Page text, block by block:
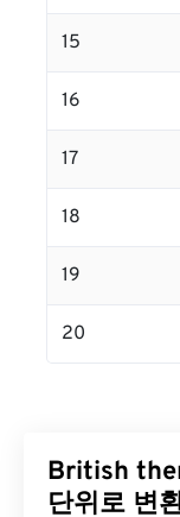
15
16
17
18
19
20
British
단위로 변